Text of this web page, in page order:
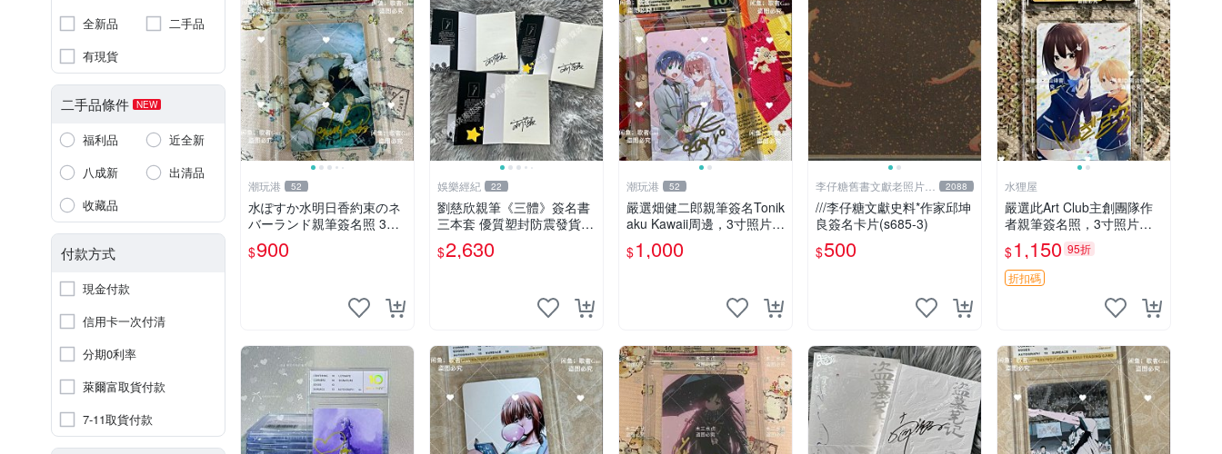
全新品
二手品
有現貨
二手品條件 NEW
福利品
近全新
八成新
出清品
收藏品
付款方式
現金付款
信用卡一次付清
分期0利率
萊爾富取貨付款
7-11取貨付款
潮玩港 52
水ぽすか水明日香約束のネ
バーランド親筆簽名照 3寸
周邊照片 面簽正品 簽名照
周邊
$900
娛樂經紀 22
劉慈欣親筆《三體》簽名書
三本套 優質塑封防震發貨
正版收藏推薦 三體 經典 科
幻小說
$2,630
潮玩港 52
嚴選畑健二郎親筆簽名Tonik
aku Kawaii周邊，3寸照片含
原裝卡匣。收藏家直供，保
真可靠。 Tonikaku Kawaii
$1,000
李仔糖舊書文獻老照片名
人收藏館
2088
///李仔糖文獻史料*作家邱坤
良簽名卡片(s685-3)
$500
水狸屋
嚴選此Art Club主創團隊作
者親筆簽名照，3寸照片附
原裝卡磚。收藏級面簽照，
適合藝術愛好者收藏與展
示。 3寸 簽名 照片
$1,150 95折
折扣碼